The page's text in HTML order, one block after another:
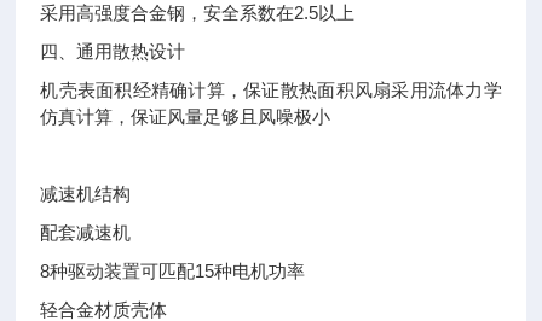
采用高强度合金钢，安全系数在2.5以上
四、通用散热设计
机壳表面积经精确计算，保证散热面积风扇采用流体力学
仿真计算，保证风量足够且风噪极小
减速机结构
配套减速机
8种驱动装置可匹配15种电机功率
轻合金材质壳体